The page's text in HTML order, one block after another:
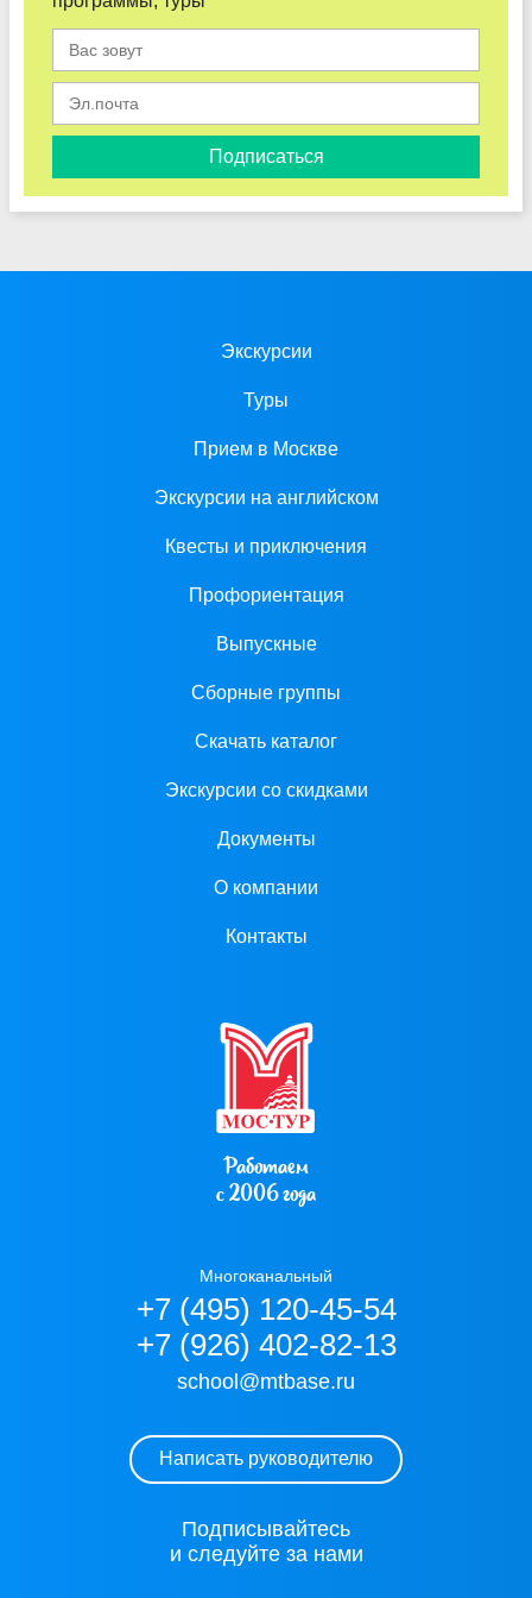
Подписаться
Экскурсии
Туры
Прием в Москве
Экскурсии на английском
Квесты и приключения
Профориентация
Выпускные
Сборные группы
Скачать каталог
Экскурсии со скидками
Документы
О компании
Контакты
Работаем
с 2006 года
Многоканальный
+7 (495) 120-45-54
+7 (926) 402-82-13
school@mtbase.ru
Написать руководителю
Подписывайтесь
и следуйте за нами